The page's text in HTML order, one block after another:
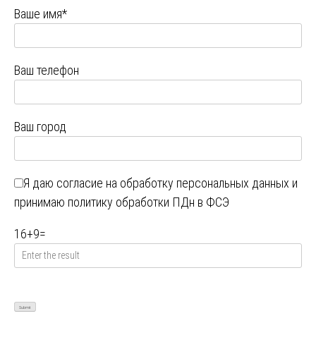
Ваше имя*
Ваш телефон
Ваш город
Я даю согласие на обработку персональных данных и
принимаю политику обработки ПДн в ФСЭ
16+9=